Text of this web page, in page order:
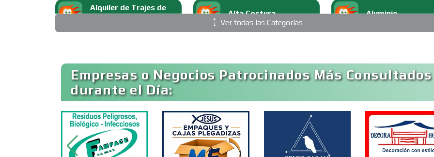
Alquiler de Trajes de
Alta Costura Aluminio
Animadores de Eventos
Aparatos y Equipos
Artes Gráficas Artesanías Artículos de
Ver todas las Categorías
Empresas o Negocios Patrocinados Más Consultados
durante el Día: